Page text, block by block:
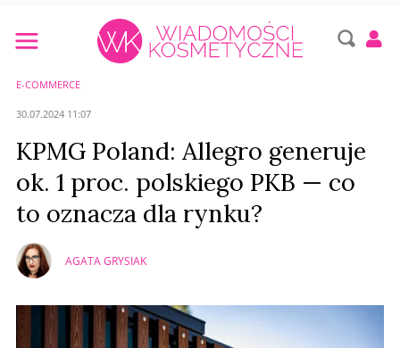
E-COMMERCE
30.07.2024 11:07
KPMG Poland: Allegro generuje
ok. 1 proc. polskiego PKB — co
to oznacza dla rynku?
AGATA GRYSIAK